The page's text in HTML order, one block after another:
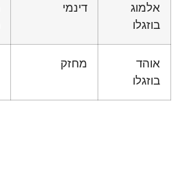
אלמוג
בוזגלו
דינמי
אוהד
בוזגלו
מחזק